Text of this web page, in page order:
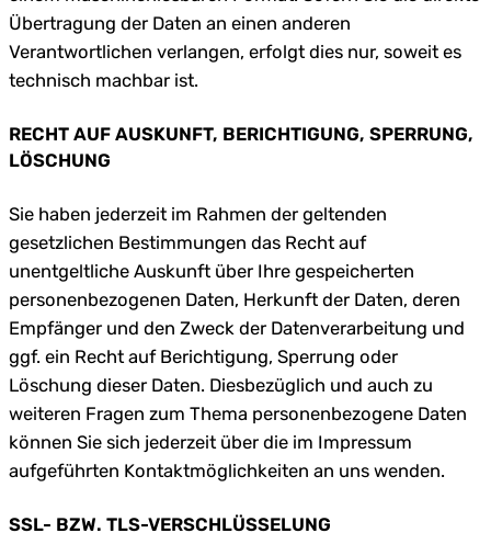
Übertragung der Daten an einen anderen
Verantwortlichen verlangen, erfolgt dies nur, soweit es
technisch machbar ist.
RECHT AUF AUSKUNFT, BERICHTIGUNG, SPERRUNG,
LÖSCHUNG
Sie haben jederzeit im Rahmen der geltenden
gesetzlichen Bestimmungen das Recht auf
unentgeltliche Auskunft über Ihre gespeicherten
personenbezogenen Daten, Herkunft der Daten, deren
Empfänger und den Zweck der Datenverarbeitung und
ggf. ein Recht auf Berichtigung, Sperrung oder
Löschung dieser Daten. Diesbezüglich und auch zu
weiteren Fragen zum Thema personenbezogene Daten
können Sie sich jederzeit über die im Impressum
aufgeführten Kontaktmöglichkeiten an uns wenden.
SSL- BZW. TLS-VERSCHLÜSSELUNG